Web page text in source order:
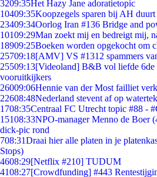
3209:35Het Hazy Jane adoratietopic
10409:35Koopzegels sparen bij AH
23409:34Oorlog Iran #136 Bridge and
10109:29Man zoekt mij en bedreigt mij,
18909:25Boeken worden opgekocht om
25709:18[AMV] VS #1312 spammers
25509:13[Videoland] B&B vol liefde 6de
vooruitkijkers
26009:06Hennie van der Most failliet
22608:48Nederland stevent af op
1708:35Centraal FC Utrecht topic #88 -
15108:33NPO-manager Menno de Boer
dick-pic rond
708:31Draai hier alle platen in je
Stops)
4608:29[Netflix #210] TUDUM
4108:27[Crowdfunding] #443